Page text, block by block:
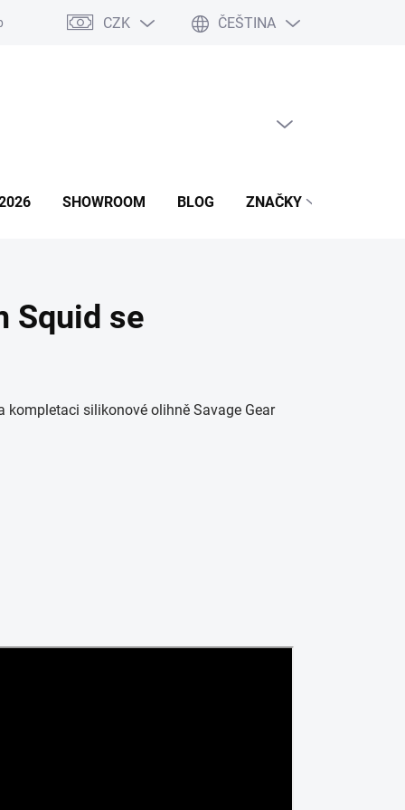
Podmínky ochrany osobních údajů Napište nám
CZK ČEŠTINA
SHOWROOM BLOG ZNAČKY
Squid se
kompletaci silikonové olihně Savage Gear